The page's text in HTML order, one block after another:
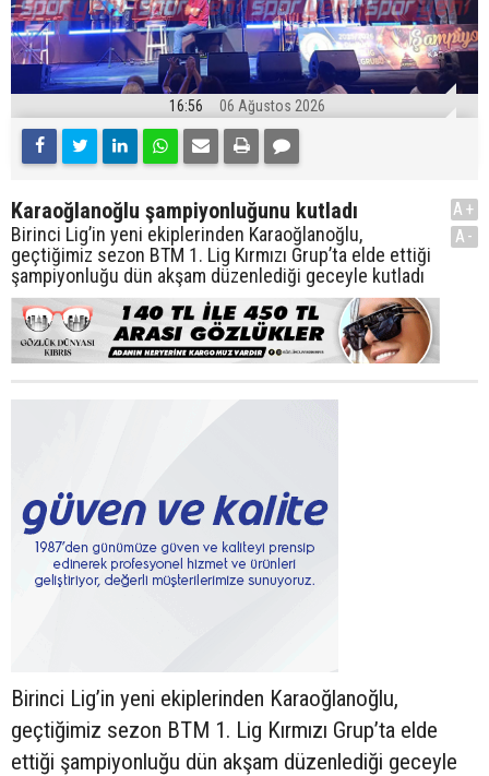
16:56 06 Ağustos 2026
Karaoğlanoğlu şampiyonluğunu kutladı
Birinci Lig’in yeni ekiplerinden Karaoğlanoğlu,
geçtiğimiz sezon BTM 1. Lig Kırmızı Grup’ta elde ettiği
şampiyonluğu dün akşam düzenlediği geceyle kutladı
A+
A-
Birinci Lig’in yeni ekiplerinden Karaoğlanoğlu,
geçtiğimiz sezon BTM 1. Lig Kırmızı Grup’ta elde
ettiği şampiyonluğu dün akşam düzenlediği geceyle